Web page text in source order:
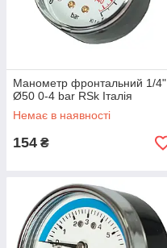
Манометр фронтальний 1/4"
Ø50 0-4 bar RSk Італія
Немає в наявності
154 ₴